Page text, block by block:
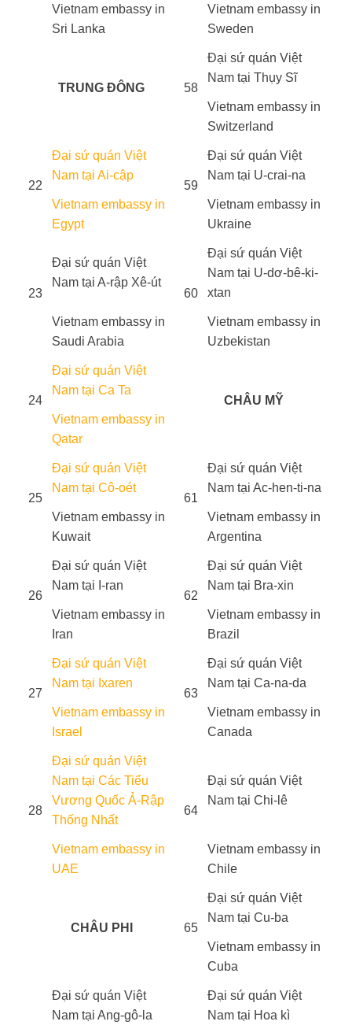
Vietnam embassy in
Sri Lanka
Vietnam embassy in
Sweden
TRUNG ĐÔNG 58
Đại sứ quán Việt
Nam tại Thụy Sĩ
Vietnam embassy in
Switzerland
22
Đại sứ quán Việt
Nam tại Ai-cập
59
Đại sứ quán Việt
Nam tại U-crai-na
Vietnam embassy in
Egypt
Vietnam embassy in
Ukraine
23
Đại sứ quán Việt
Nam tại A-rập Xê-út
60
Đại sứ quán Việt
Nam tại U-dơ-bê-ki-
xtan
Vietnam embassy in
Saudi Arabia
Vietnam embassy in
Uzbekistan
24
Đại sứ quán Việt
Nam tại Ca Ta
CHÂU MỸ
Vietnam embassy in
Qatar
25
Đại sứ quán Việt
Nam tại Cô-oét
61
Đại sứ quán Việt
Nam tại Ac-hen-ti-na
Vietnam embassy in
Kuwait
Vietnam embassy in
Argentina
26
Đại sứ quán Việt
Nam tại I-ran
62
Đại sứ quán Việt
Nam tại Bra-xin
Vietnam embassy in
Iran
Vietnam embassy in
Brazil
27
Đại sứ quán Việt
Nam tại Ixaren
63
Đại sứ quán Việt
Nam tại Ca-na-da
Vietnam embassy in
Israel
Vietnam embassy in
Canada
28
Đại sứ quán Việt
Nam tại Các Tiểu
Vương Quốc Ả-Rập
Thống Nhất
64
Đại sứ quán Việt
Nam tại Chi-lê
Vietnam embassy in
UAE
Vietnam embassy in
Chile
CHÂU PHI 65
Đại sứ quán Việt
Nam tại Cu-ba
Vietnam embassy in
Cuba
Đại sứ quán Việt
Nam tại Ang-gô-la
Đại sứ quán Việt
Nam tại Hoa kì